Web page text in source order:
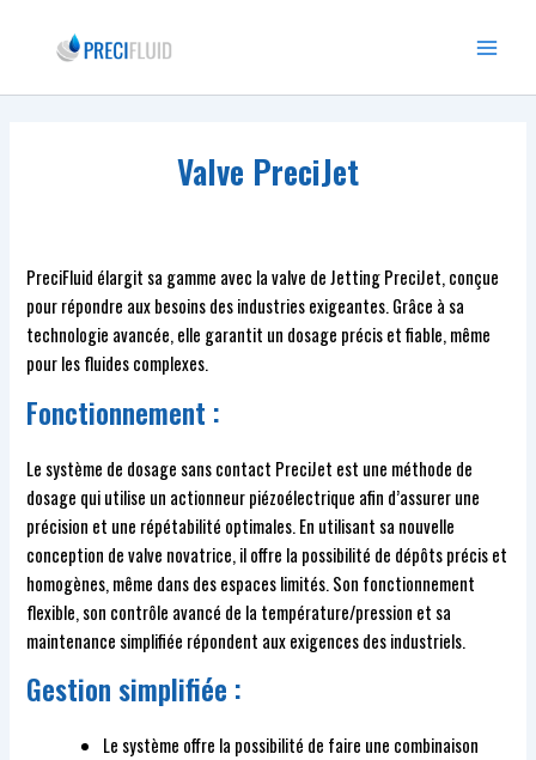
Valve PreciJet
PreciFluid élargit sa gamme avec la valve de Jetting PreciJet, conçue
pour répondre aux besoins des industries exigeantes. Grâce à sa
technologie avancée, elle garantit un dosage précis et fiable, même
pour les fluides complexes.
Fonctionnement :
Le système de dosage sans contact PreciJet est une méthode de
dosage qui utilise un actionneur piézoélectrique afin d’assurer une
précision et une répétabilité optimales. En utilisant sa nouvelle
conception de valve novatrice, il offre la possibilité de dépôts précis et
homogènes, même dans des espaces limités. Son fonctionnement
flexible, son contrôle avancé de la température/pression et sa
maintenance simplifiée répondent aux exigences des industriels.
Gestion simplifiée :
Le système offre la possibilité de faire une combinaison